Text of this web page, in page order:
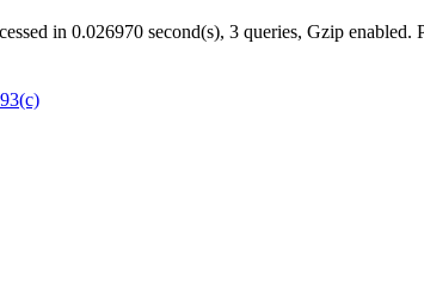
in 0.026970 second(s), 3 queries, Gzip enabled.